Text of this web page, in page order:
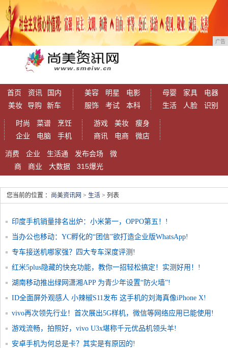
广告
首页 资讯
国内
美妆
导购 新车
美容 明星
电影
服饰
考试 本科
母婴 家具
电器
生活
人脸 识别
时尚 菜谱
烹饪
企业
电脑 手机
游戏 美妆
瘦身
商讯
电商 微店
消费 企业 生活通 发布会场
微
商
商业 大数据 315爆光
您当前的位置 ： 尚美资讯网 > 生活 > 列表
印度手机销量排名出炉：小米第一，OPPO第五！!
当办公也移动：YC孵化的“团信”欲打造企业版WhatsApp!
专车接送机哪家强？四大专车深度评测!
红米5plus隐藏的快充功能，教你一招轻松搞定！实测好用！!
湖南移动推出绿网潇湘APP 为青少年设置“防火墙”!
ID全面屏外观感人 小辣椒S11发布 这手机的刘海真像iPhone X!
vivo再次领先行业！首次展出5G样机，微信等网络应用已能使用!
游戏流畅，拍照好，vivo U3x堪称千元优品机领头羊!
安卓手机为何总是卡？其实是有原因的!